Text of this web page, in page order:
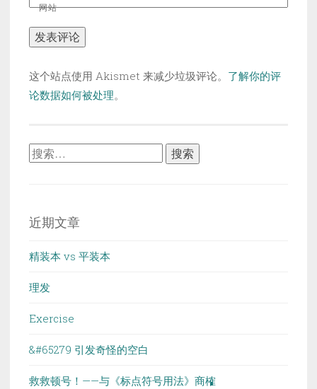
网站
这个站点使用 Akismet 来减少垃圾评论。 了解你的评
论数据如何被处理。
搜
近期文章
精装本 vs 平装本
理发
Exercise
&#65279 引发奇怪的空白
救救顿号！——与《标点符号用法》商榷